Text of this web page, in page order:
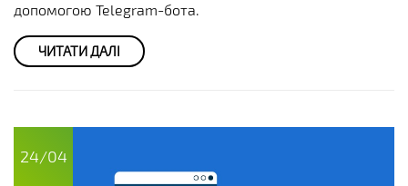
допомогою Telegram-бота.
ЧИТАТИ ДАЛІ
24/04